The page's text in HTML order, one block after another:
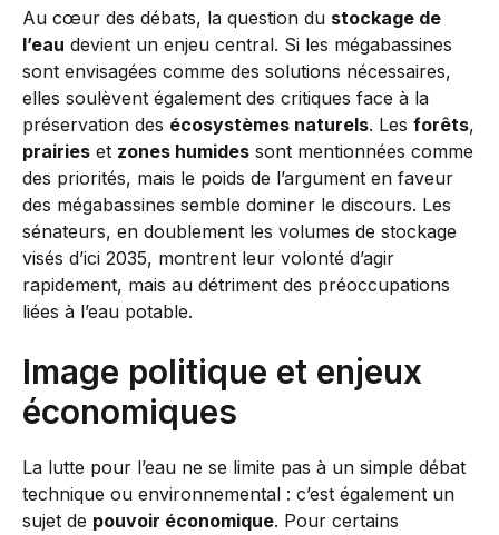
Au cœur des débats, la question du stockage de
l’eau devient un enjeu central. Si les mégabassines
sont envisagées comme des solutions nécessaires,
elles soulèvent également des critiques face à la
préservation des écosystèmes naturels. Les forêts,
prairies et zones humides sont mentionnées comme
des priorités, mais le poids de l’argument en faveur
des mégabassines semble dominer le discours. Les
sénateurs, en doublement les volumes de stockage
visés d’ici 2035, montrent leur volonté d’agir
rapidement, mais au détriment des préoccupations
liées à l’eau potable.
Image politique et enjeux
économiques
La lutte pour l’eau ne se limite pas à un simple débat
technique ou environnemental : c’est également un
sujet de pouvoir économique. Pour certains